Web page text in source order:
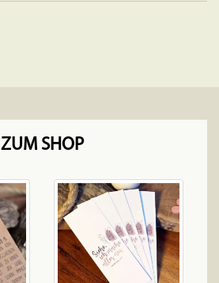
ZUM SHOP